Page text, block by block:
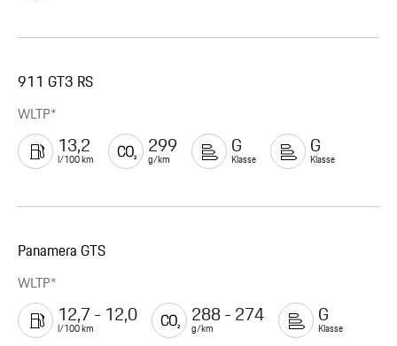
911 GT3 RS
WLTP*
13,2
l/100 km
299
g/km
G
Klasse
G
Klasse
Panamera GTS
WLTP*
12,7 - 12,0
l/100 km
288 - 274
g/km
G
Klasse